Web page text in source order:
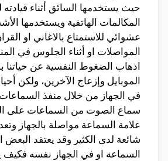
حيث يستخدمها السائق أثناء
المكالمات الهاتفية ويستخدمها
عشوائي للاستمتاع بالاغاني او
المواصلات او أثناء الجلوس في
اذهاب الضغوط النفسية عن حياتنا
الموبايل وإزعاج الآخرين، ولكن
في الجهاز من خلال منفذ
سماع الصوت من السماعات على
علامة السماعة مواصلة بالجهاز
شائعة لدى الكثير وقد يعتقد
السماعة او في الجهاز نفسه